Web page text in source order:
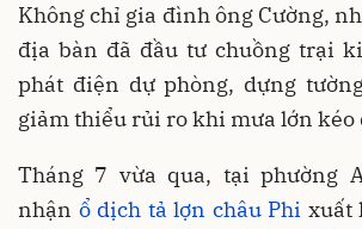
Không chỉ gia đình ông Cường,
địa bàn đã đầu tư chuồng trại
phát điện dự phòng, dựng
giảm thiểu rủi ro khi mưa lớn kéo
Tháng 7 vừa qua, tại phường
nhận ổ dịch tả lợn châu Phi xuất